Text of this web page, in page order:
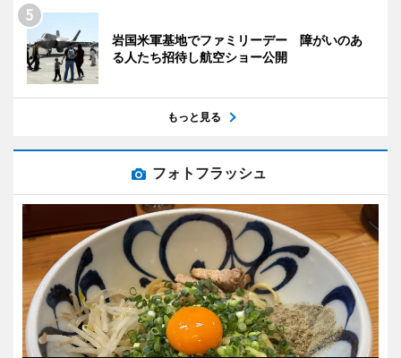
岩国米軍基地でファミリーデー 障がいのあ
る人たち招待し航空ショー公開
もっと見る
フォトフラッシュ